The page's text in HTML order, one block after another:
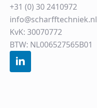
+31 (0) 30 2410972
info@scharfftechniek.nl
KvK: 30070772
BTW: NL006527565B01